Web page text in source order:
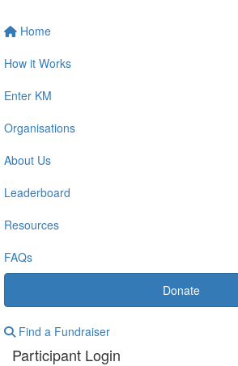
Home
How it Works
Enter KM
Organisations
About Us
Leaderboard
Resources
FAQs
Donate
Find a Fundraiser
Participant Login